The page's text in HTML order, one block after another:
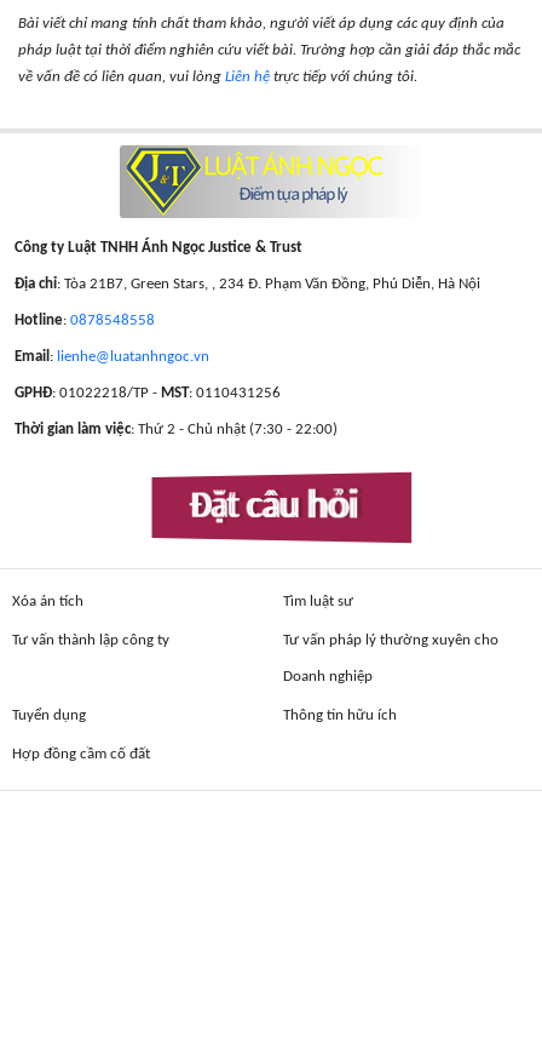
Bài viết chỉ mang tính chất tham khảo, người viết áp dụng các quy định của
pháp luật tại thời điểm nghiên cứu viết bài. Trường hợp cần giải đáp thắc mắc
về vấn đề có liên quan, vui lòng Liên hệ trực tiếp với chúng tôi.
Công ty Luật TNHH Ánh Ngọc Justice & Trust
Địa chỉ: Tòa 21B7, Green Stars, , 234 Đ. Phạm Văn Đồng, Phú Diễn, Hà Nội
Hotline: 0878548558
Email : lienhe@luatanhngoc.vn
GPHĐ: 01022218/TP - MST: 0110431256
Thời gian làm việc: Thứ 2 - Chủ nhật (7:30 - 22:00)
Đặt câu hỏi
Xóa án tích Tìm luật sư
Tư vấn thành lập công ty Tư vấn pháp lý thường xuyên cho
Doanh nghiệp
Tuyển dụng Thông tin hữu ích
Hợp đồng cầm cố đất